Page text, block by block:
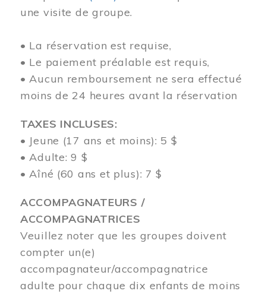
une visite de groupe.
• La réservation est requise,
• Le paiement préalable est requis,
• Aucun remboursement ne sera effectué
moins de 24 heures avant la réservation
TAXES INCLUSES:
• Jeune (17 ans et moins): 5 $
• Adulte: 9 $
• Aîné (60 ans et plus): 7 $
ACCOMPAGNATEURS /
ACCOMPAGNATRICES
Veuillez noter que les groupes doivent
compter un(e)
accompagnateur/accompagnatrice
adulte pour chaque dix enfants de moins